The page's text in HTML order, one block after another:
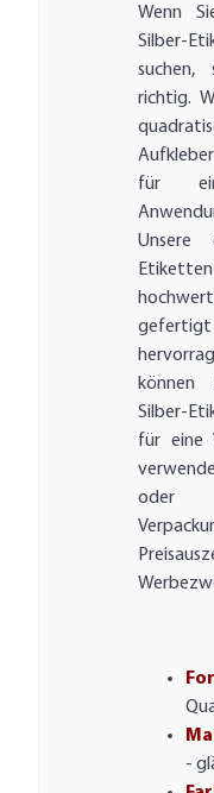
Wenn
Silber-
richtig.
für
Unsere
Etiketten
können
Silber-
für eine
oder
-